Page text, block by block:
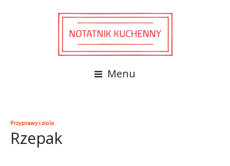
Menu
Przyprawy i zioła
Rzepak